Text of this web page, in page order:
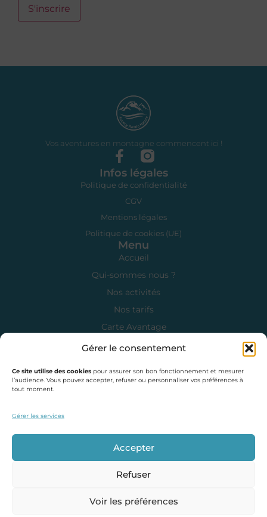
Gérer le consentement
Ce site utilise des cookies pour assurer son bon fonctionnement et mesurer
l’audience. Vous pouvez accepter, refuser ou personnaliser vos préférences à
tout moment.
Gérer les services
Accepter
Refuser
Voir les préférences
Vos aventures en montagne commencent ici !
Menu
Accueil
Qui-sommes nous ?
Nos activités
Nos tarifs
Carte Avantage
Carte Cadeau
Infos légales
Politique de confidentialité
CGV
Mentions légales
Politique de cookies (UE)
Contact
Annecy Rando Nature
© 2026 – Annecy Rando Nature – Tous droits réservés
Site crée par Reflet Digital Consulting